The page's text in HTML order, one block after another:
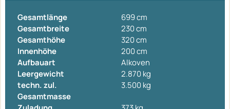
Gesamtlänge
699 cm
Gesamtbreite
230 cm
Gesamthöhe
320 cm
Innenhöhe
200 cm
Aufbauart
Alkoven
Leergewicht
2.870 kg
techn. zul.
Gesamtmasse
3.500 kg